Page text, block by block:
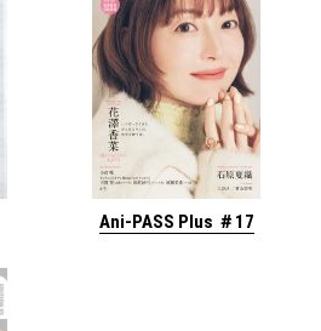
Ani-PASS Plus ＃17